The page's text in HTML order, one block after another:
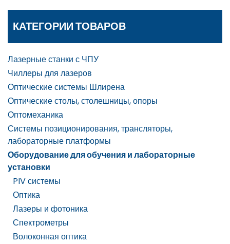
КАТЕГОРИИ ТОВАРОВ
Лазерные станки с ЧПУ
Чиллеры для лазеров
Оптические системы Шлирена
Оптические столы, столешницы, опоры
Оптомеханика
Системы позиционирования, трансляторы,
лабораторные платформы
Оборудование для обучения и лабораторные
установки
PIV системы
Оптика
Лазеры и фотоника
Спектрометры
Волоконная оптика